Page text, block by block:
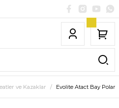
ve Kazaklar Evolite Atact Bay Polar